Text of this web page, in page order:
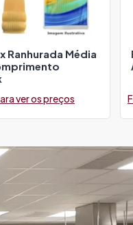
Ranhurada Média
ver os preços